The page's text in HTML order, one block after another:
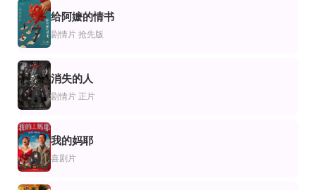
7
给阿嬷的情书
剧情片 抢先版
8
消失的人
剧情片 正片
9
我的妈耶
喜剧片